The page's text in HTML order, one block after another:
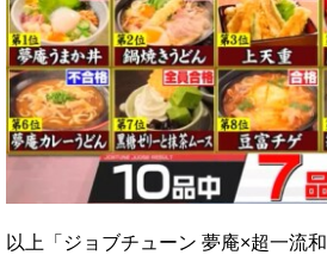
以上「ジョブチューン 夢庵×超一流